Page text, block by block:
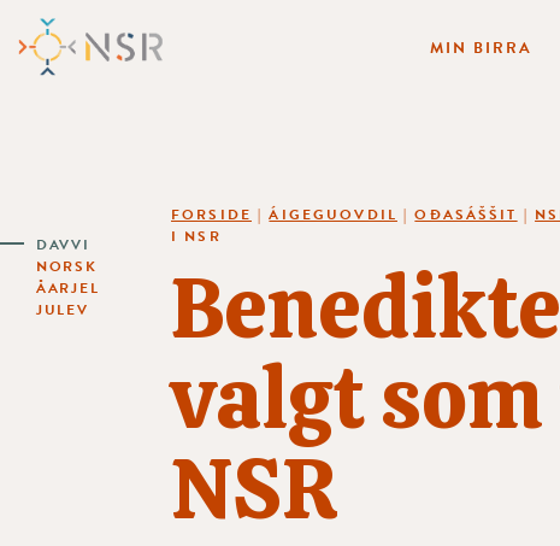
DAVVI
NORSK
ÅARJEL
JULEV
MIN BIRRA
FORSIDE |ÁIGEGUOVDIL |OĐASÁŠŠIT |
I NSR
valgt
NSR